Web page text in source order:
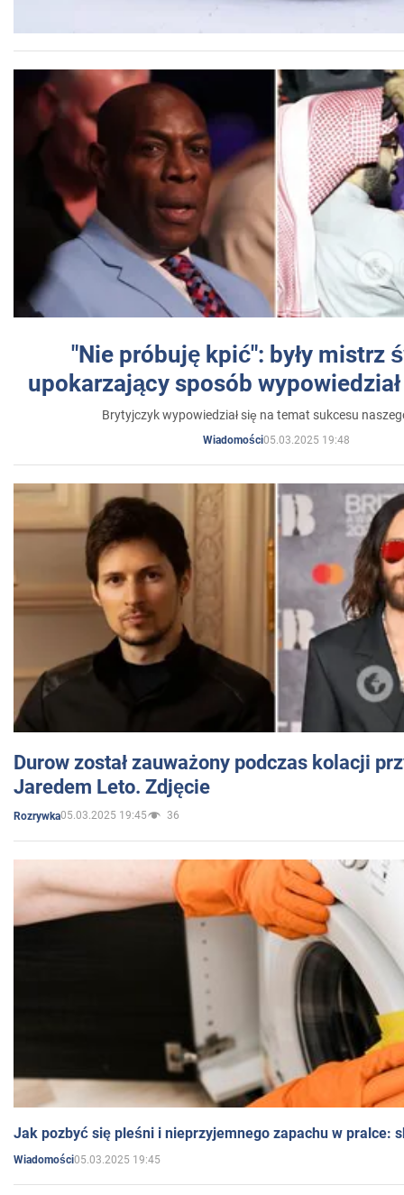
"Nie próbuję kpić": były mistrz
upokarzający sposób
Brytyjczyk wypowiedział się na temat sukcesu
Wiadomości05.03.2025 19:48
Durow został zauważony podczas kolacji
Jaredem Leto. Zdjęcie
Rozrywka05.03.2025 19:45 36
Jak pozbyć się pleśni i nieprzyjemnego zapachu w pralce:
Wiadomości05.03.2025 19:45